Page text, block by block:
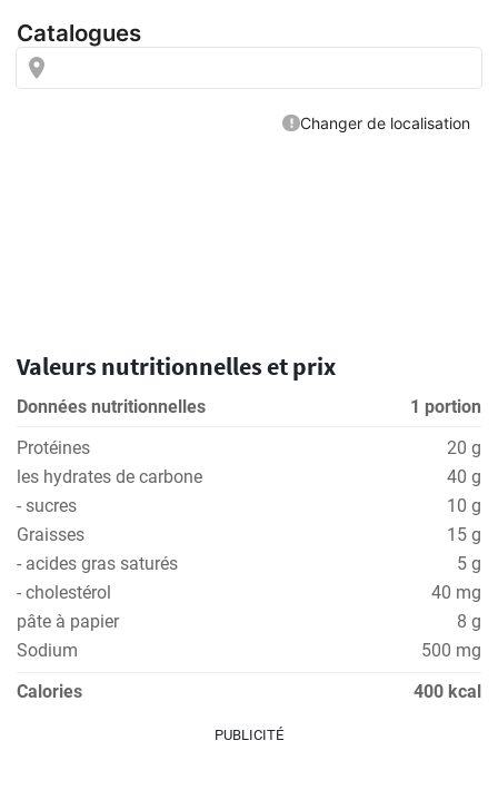
Valeurs nutritionnelles et prix
Données nutritionnelles
1 portion
Protéines
20 g
les hydrates de carbone
40 g
- sucres
10 g
Graisses
15 g
- acides gras saturés
5 g
- cholestérol
40 mg
pâte à papier
8 g
Sodium
500 mg
Calories
400 kcal
PUBLICITÉ